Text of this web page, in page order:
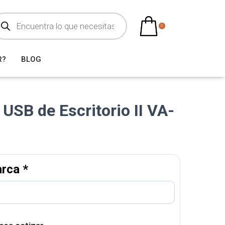
0
BLOG
de Escritorio II VA-
*